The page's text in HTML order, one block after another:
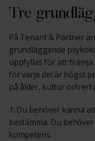
Tre
På Tenant & Partner
grundläggande
uppfyllas för att främja
för varje del är högst
på ålder, kultur och
1: Du behöver känna
bestämma. Du
kompetens.